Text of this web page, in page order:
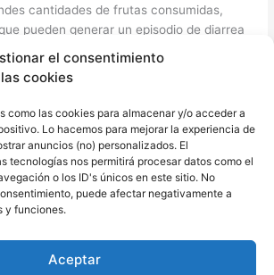
el consentimiento
cookies
como las cookies para almacenar y/o acceder a
Lo hacemos para mejorar la experiencia de
anuncios (no) personalizados. El
tecnologías nos permitirá procesar datos como el
o los ID's únicos en este sitio. No
puede afectar negativamente a
y funciones.
Aceptar
cantidades de frutas consumidas,
pueden generar un episodio de diarrea
generardiarrea si padeces de
. Ahora que ya sabes todo sobre la
y la diarrea, vamos a informarte de
más destacadas.
de la uva
el desarrollo de las funciones y las
humano, formando parte de elementos